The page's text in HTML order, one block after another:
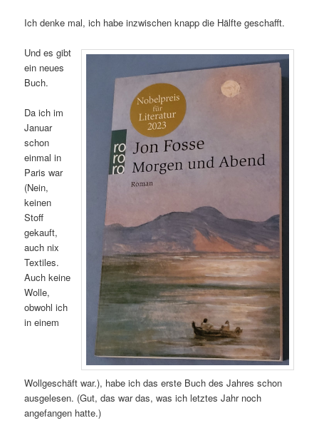
Ich denke mal, ich habe inzwischen knapp die Hälfte geschafft.
Und es gibt
ein neues
Buch.
Da ich im
Januar
schon
einmal in
Paris war
(Nein,
keinen
Stoff
gekauft,
auch nix
Textiles.
Auch keine
Wolle,
obwohl ich
in einem
Wollgeschäft war.), habe ich das erste Buch des Jahres schon
ausgelesen. (Gut, das war das, was ich letztes Jahr noch
angefangen hatte.)